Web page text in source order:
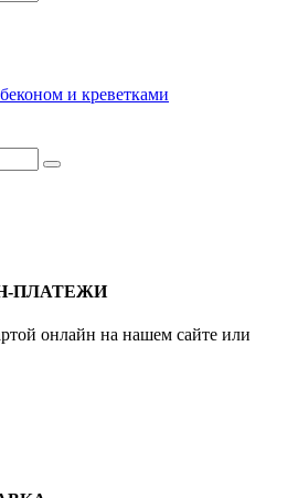
и креветками
ПЛАТЕЖИ
онлайн на нашем сайте или